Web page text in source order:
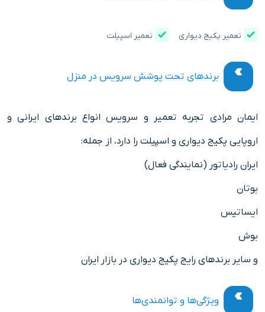
تعمیر پکیج دیواری تعمیر اسپیلت
برندهای تحت پوشش سرویس در منزل
ایمان مرادی تجربه تعمیر و سرویس انواع برندهای ایرانی و
اروپایی پکیج دیواری و اسپیلت را دارد، از جمله:
ایران رادیاتور (نمایندگی فعال)
بوتان
ایساتیس
بوش
و سایر برندهای رایج پکیج دیواری در بازار ایران
ویژگی‌ها و توانمندی‌ها